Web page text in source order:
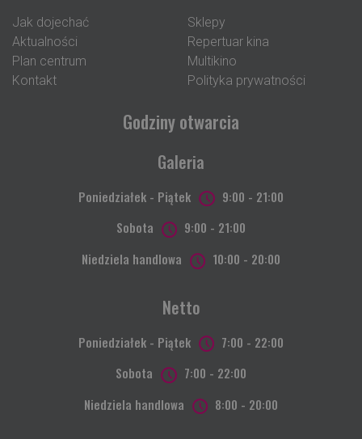
Jak dojechać
Aktualności
Plan centrum
Kontakt
Sklepy
Repertuar kina
Multikino
Polityka prywatności
Godziny otwarcia
Galeria
Poniedziałek - Piątek
9:00 - 21:00
Sobota
9:00 - 21:00
Niedziela handlowa
10:00 - 20:00
Netto
Poniedziałek - Piątek
7:00 - 22:00
Sobota
7:00 - 22:00
Niedziela handlowa
8:00 - 20:00